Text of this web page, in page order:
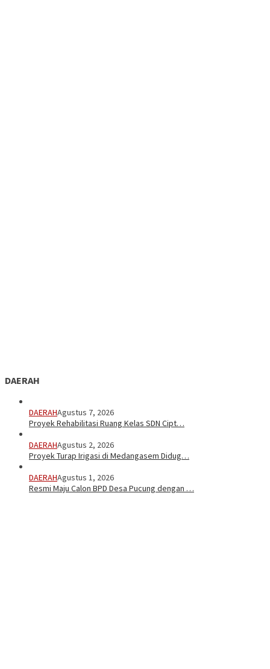
DAERAH
DAERAHAgustus 7, 2026
Proyek Rehabilitasi Ruang Kelas SDN Cipt…
DAERAHAgustus 2, 2026
Proyek Turap Irigasi di Medangasem Didug…
DAERAHAgustus 1, 2026
Resmi Maju Calon BPD Desa Pucung dengan …